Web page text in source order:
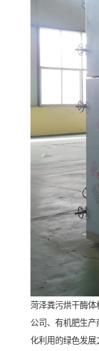
菏泽粪污烘干酶体
公司、有机肥生
化利用的绿色发展